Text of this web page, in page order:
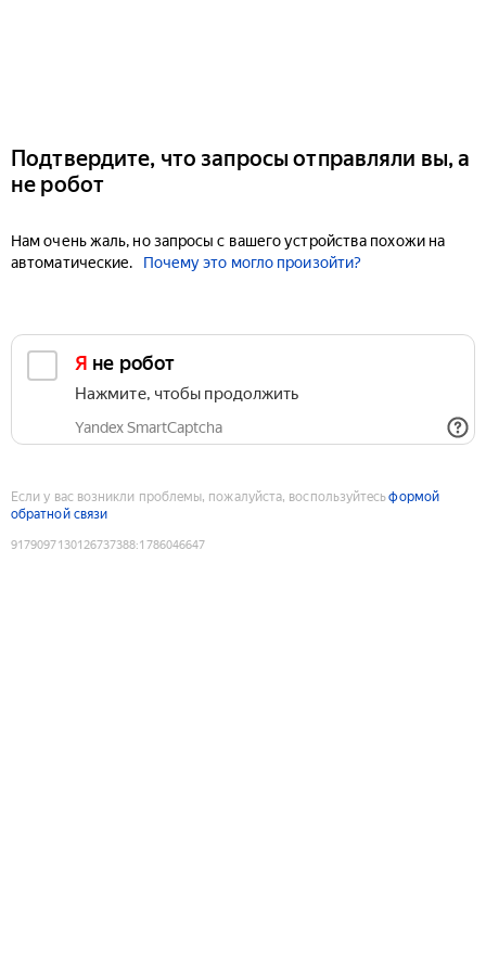
Подтвердите, что запросы отправляли вы, а
не робот
Нам очень жаль, но запросы с вашего устройства похожи на
автоматические.
Почему это могло произойти?
Я не робот
Нажмите, чтобы продолжить
Yandex SmartCaptcha
Если у вас возникли проблемы, пожалуйста, воспользуйтесьформой
обратной связи
9179097130126737388:1786046647